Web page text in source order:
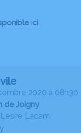
ici.
2020 à 08h30
de Joigny
Lacam